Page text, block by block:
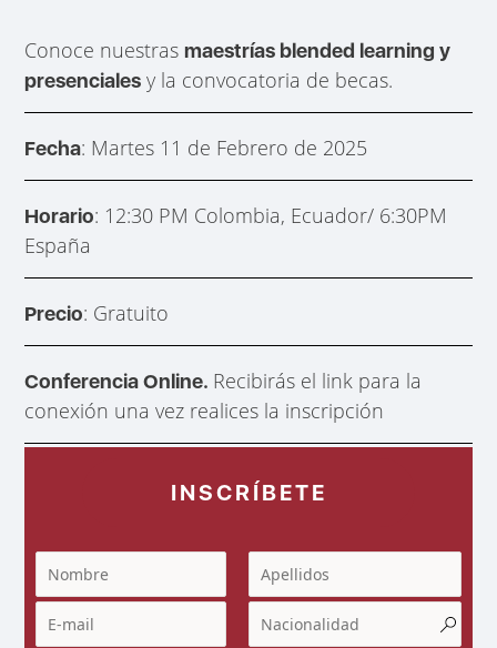
Conoce nuestrasmaestrías blended learning y
presenciales y la convocatoria de becas.
Fecha: Martes 11 de Febrero de 2025
Horario: 12:30 PM Colombia, Ecuador/ 6:30PM
España
Precio: Gratuito
Conferencia Online. Recibirás el link para la
conexión una vez realices la inscripción
INSCRÍBETE